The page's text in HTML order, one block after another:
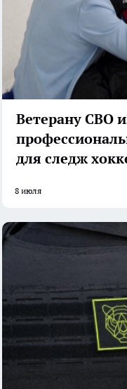
Ветерану СВО
для следж
8 июля